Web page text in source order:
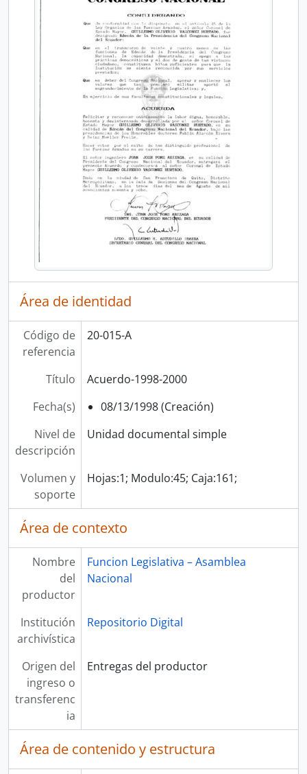
Área de identidad
Código de
referencia
20-015-A
Título
Acuerdo-1998-2000
Fecha(s)
08/13/1998 (Creación)
Nivel de
descripción
Unidad documental simple
Volumen y
soporte
Hojas:1; Modulo:45; Caja:161;
Área de contexto
Nombre
del
productor
Funcion Legislativa – Asamblea
Nacional
Institución
archivística
Repositorio Digital
Origen del
ingreso o
transferenc
ia
Entregas del productor
Área de contenido y estructura